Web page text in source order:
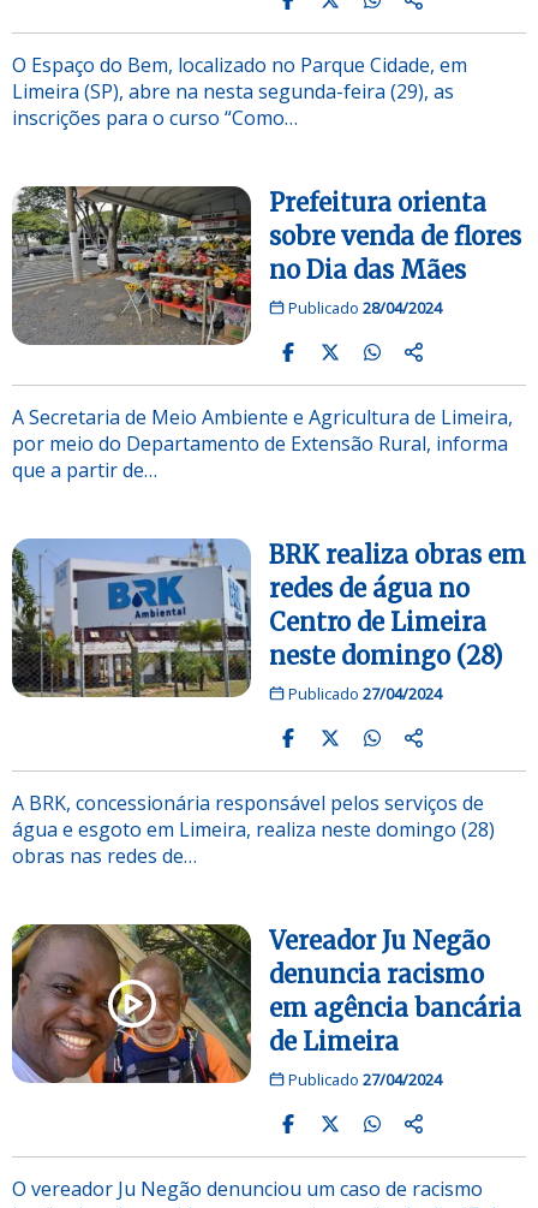
O Espaço do Bem, localizado no Parque Cidade, em
Limeira (SP), abre na nesta segunda-feira (29), as
inscrições para o curso “Como…
Prefeitura orienta
sobre venda de flores
no Dia das Mães
Publicado 28/04/2024
A Secretaria de Meio Ambiente e Agricultura de Limeira,
por meio do Departamento de Extensão Rural, informa
que a partir de…
BRK realiza obras em
redes de água no
Centro de Limeira
neste domingo (28)
Publicado 27/04/2024
A BRK, concessionária responsável pelos serviços de
água e esgoto em Limeira, realiza neste domingo (28)
obras nas redes de…
Vereador Ju Negão
denuncia racismo
em agência bancária
de Limeira
Publicado 27/04/2024
O vereador Ju Negão denunciou um caso de racismo